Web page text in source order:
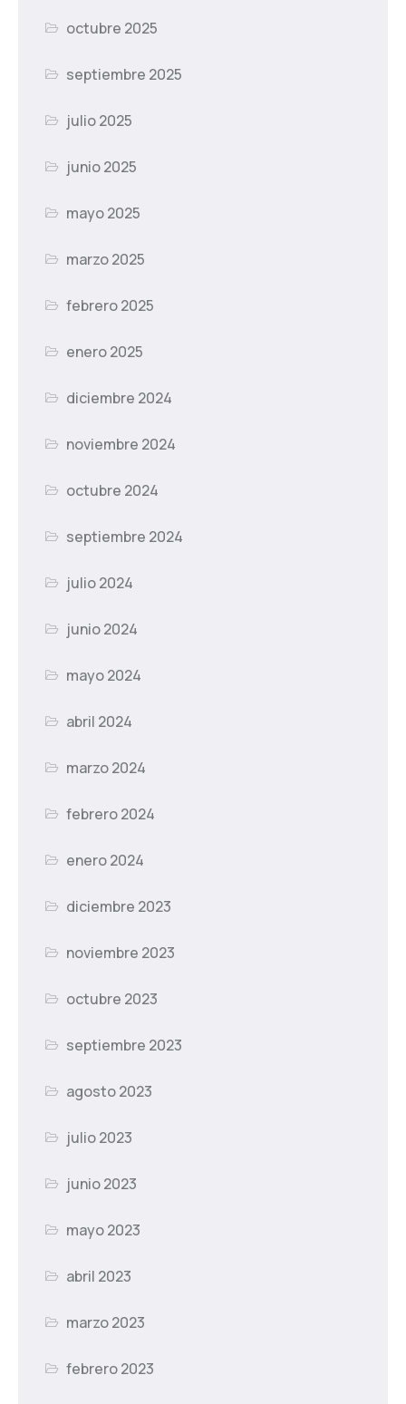
octubre 2025
septiembre 2025
julio 2025
junio 2025
mayo 2025
marzo 2025
febrero 2025
enero 2025
diciembre 2024
noviembre 2024
octubre 2024
septiembre 2024
julio 2024
junio 2024
mayo 2024
abril 2024
marzo 2024
febrero 2024
enero 2024
diciembre 2023
noviembre 2023
octubre 2023
septiembre 2023
agosto 2023
julio 2023
junio 2023
mayo 2023
abril 2023
marzo 2023
febrero 2023